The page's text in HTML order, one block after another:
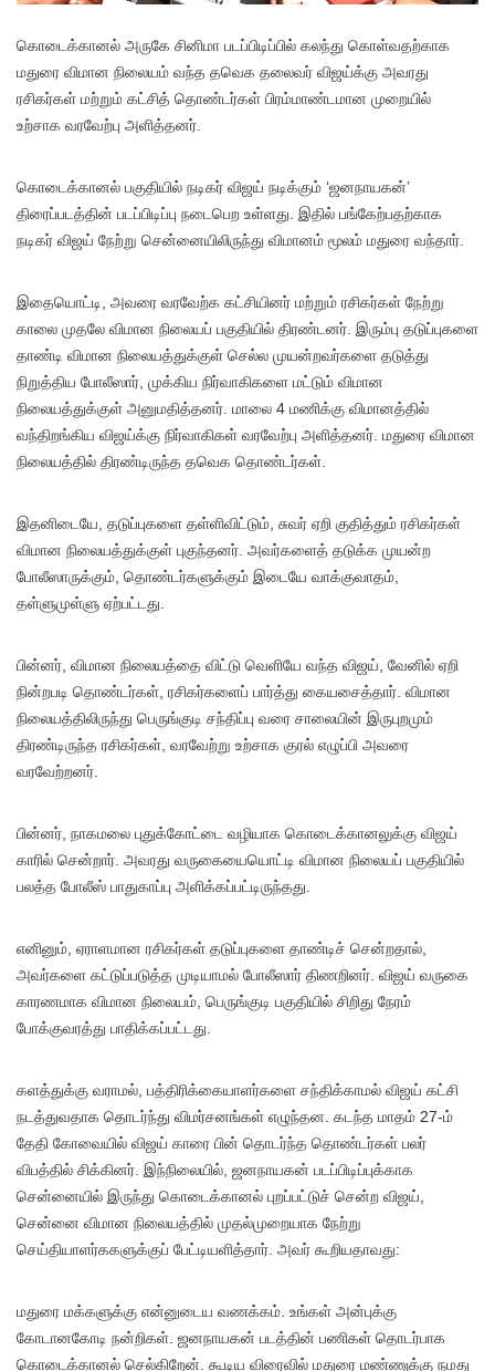
கொடைக்கானல் அருகே சினிமா படப்பிடிப்பில் கலந்து கொள்வதற்காக
மதுரை விமான நிலையம் வந்த தவெக தலைவர் விஜய்க்கு அவரது
ரசிகர்கள் மற்றும் கட்சித் தொண்டர்கள் பிரம்மாண்டமான முறையில்
உற்சாக வரவேற்பு அளித்தனர்.
கொடைக்கானல் பகுதியில் நடிகர் விஜய் நடிக்கும் ‘ஜனநாயகன்’
திரைப்படத்தின் படப்பிடிப்பு நடைபெற உள்ளது. இதில் பங்கேற்பதற்காக
நடிகர் விஜய் நேற்று சென்னையிலிருந்து விமானம் மூலம் மதுரை வந்தார்.
இதையொட்டி, அவரை வரவேற்க கட்சியினர் மற்றும் ரசிகர்கள் நேற்று
காலை முதலே விமான நிலையப் பகுதியில் திரண்டனர். இரும்பு தடுப்புகளை
தாண்டி விமான நிலையத்துக்குள் செல்ல முயன்றவர்களை தடுத்து
நிறுத்திய போலீஸார், முக்கிய நிர்வாகிகளை மட்டும் விமான
நிலையத்துக்குள் அனுமதித்தனர். மாலை 4 மணிக்கு விமானத்தில்
வந்திறங்கிய விஜய்க்கு நிர்வாகிகள் வரவேற்பு அளித்தனர். மதுரை விமான
நிலையத்தில் திரண்டிருந்த தவெக தொண்டர்கள்.
இதனிடையே, தடுப்புகளை தள்ளிவிட்டும், சுவர் ஏறி குதித்தும் ரசிகர்கள்
விமான நிலையத்துக்குள் புகுந்தனர். அவர்களைத் தடுக்க முயன்ற
போலீஸாருக்கும், தொண்டர்களுக்கும் இடையே வாக்குவாதம்,
தள்ளுமுள்ளு ஏற்பட்டது.
பின்னர், விமான நிலையத்தை விட்டு வெளியே வந்த விஜய், வேனில் ஏறி
நின்றபடி தொண்டர்கள், ரசிகர்களைப் பார்த்து கையசைத்தார். விமான
நிலையத்திலிருந்து பெருங்குடி சந்திப்பு வரை சாலையின் இருபுறமும்
திரண்டிருந்த ரசிகர்கள், வரவேற்று உற்சாக குரல் எழுப்பி அவரை
வரவேற்றனர்.
பின்னர், நாகமலை புதுக்கோட்டை வழியாக கொடைக்கானலுக்கு விஜய்
காரில் சென்றார். அவரது வருகையையொட்டி விமான நிலையப் பகுதியில்
பலத்த போலீஸ் பாதுகாப்பு அளிக்கப்பட்டிருந்தது.
எனினும், ஏராளமான ரசிகர்கள் தடுப்புகளை தாண்டிச் சென்றதால்,
அவர்களை கட்டுப்படுத்த முடியாமல் போலீஸார் திணறினர். விஜய் வருகை
காரணமாக விமான நிலையம், பெருங்குடி பகுதியில் சிறிது நேரம்
போக்குவரத்து பாதிக்கப்பட்டது.
களத்துக்கு வராமல், பத்திரிக்கையாளர்களை சந்திக்காமல் விஜய் கட்சி
நடத்துவதாக தொடர்ந்து விமர்சனங்கள் எழுந்தன. கடந்த மாதம் 27-ம்
தேதி கோவையில் விஜய் காரை பின் தொடர்ந்த தொண்டர்கள் பலர்
விபத்தில் சிக்கினர். இந்நிலையில், ஜனநாயகன் படப்பிடிப்புக்காக
சென்னையில் இருந்து கொடைக்கானல் புறப்பட்டுச் சென்ற விஜய்,
சென்னை விமான நிலையத்தில் முதல்முறையாக நேற்று
செய்தியாளர்ககளுக்குப் பேட்டியளித்தார். அவர் கூறியதாவது:
மதுரை மக்களுக்கு என்னுடைய வணக்கம். உங்கள் அன்புக்கு
கோடானகோடி நன்றிகள். ஜனநாயகன் படத்தின் பணிகள் தொடர்பாக
கொடைக்கானல் செல்கிறேன். கூடிய விரைவில் மதுரை மண்ணுக்கு நமது